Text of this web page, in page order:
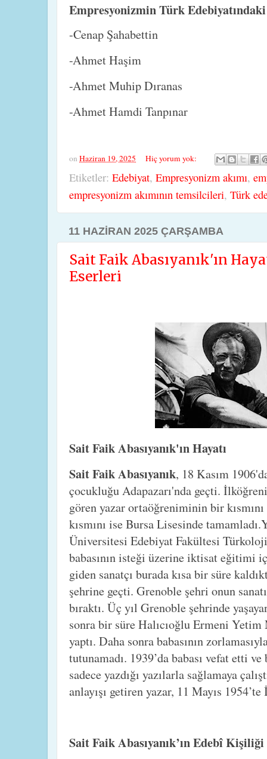
Empresyonizmin Türk
-Cenap Şahabettin
-Ahmet Haşim
-Ahmet Muhip Dıranas
-Ahmet Hamdi Tanpınar
on Haziran 19, 2025 Hiç yorum yok:
Etiketler: Edebiyat, Empresyonizm akımı,
empresyonizm akımının temsilcileri, Türk
11 HAZIRAN 2025 ÇARŞAMBA
Sait Faik Abasıyanık'ın
Eserleri
Sait Faik Abasıyanık'ın Hayatı
Sait Faik Abasıyanık, 18 Kasım
çocukluğu Adapazarı'nda geçti.
gören yazar ortaöğreniminin bir
kısmını ise Bursa Lisesinde
Üniversitesi Edebiyat Fakültesi
babasının isteği üzerine iktisat eğitimi
giden sanatçı burada kısa bir süre
şehrine geçti. Grenoble şehri onun
bıraktı. Üç yıl Grenoble şehrinde
sonra bir süre Halıcıoğlu Ermeni
yaptı. Daha sonra babasının
tutunamadı. 1939’da babası vefat etti
sadece yazdığı yazılarla sağlamaya
anlayışı getiren yazar, 11 Mayıs
Sait Faik Abasıyanık’ın Edebî Kişiliği